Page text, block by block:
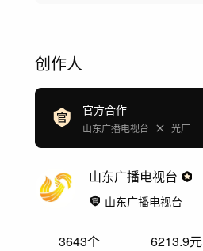
创作人
官方合作
山东广播电视台 光厂
山东广播电视台
山东广播电视台
3643个 6213.9元